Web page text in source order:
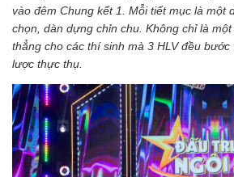
vào đêm Chung kết 1. Mỗi tiết mục là một
chọn, dàn dựng chỉn chu. Không chỉ là
thẳng cho các thí sinh mà 3 HLV đều bước
lược thực thụ.